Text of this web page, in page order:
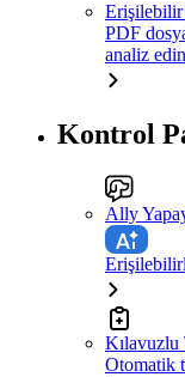
PDF
analiz
Kontrol
Ally
Kılavuzlu
Otomatik